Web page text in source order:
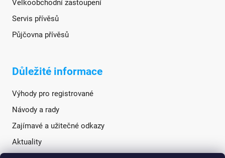
Velkoobchodní zastoupení
Servis přívěsů
Půjčovna přívěsů
Důležité informace
Výhody pro registrované
Návody a rady
Zajímavé a užitečné odkazy
Aktuality